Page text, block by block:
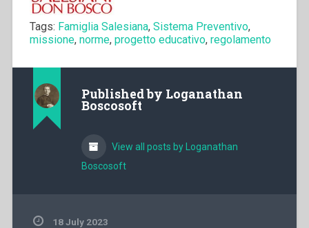
Tags: Famiglia Salesiana, Sistema Preventivo,
missione, norme, progetto educativo, regolamento
Published by Loganathan
Boscosoft
View all posts by Loganathan
Boscosoft
18 July 2023